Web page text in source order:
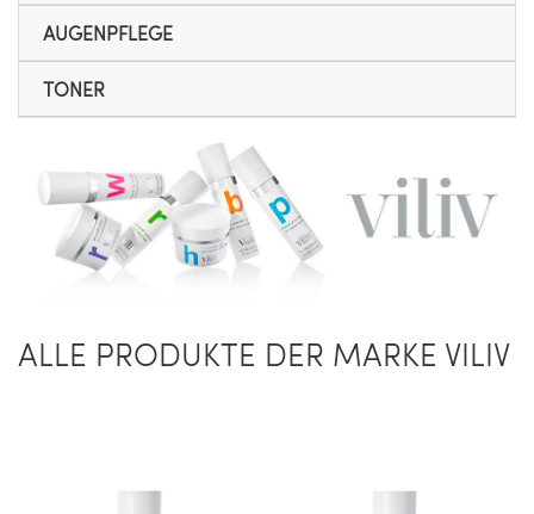
AUGENPFLEGE
TONER
ALLE PRODUKTE DER MARKE VILIV